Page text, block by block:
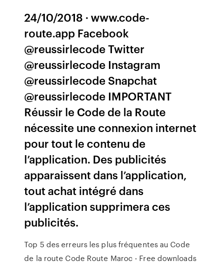
24/10/2018 · www.code-
route.app Facebook
@reussirlecode Twitter
@reussirlecode Instagram
@reussirlecode Snapchat
@reussirlecode IMPORTANT
Réussir le Code de la Route
nécessite une connexion internet
pour tout le contenu de
l’application. Des publicités
apparaissent dans l’application,
tout achat intégré dans
l’application supprimera ces
publicités.
Top 5 des erreurs les plus fréquentes au Code
de la route Code Route Maroc - Free downloads